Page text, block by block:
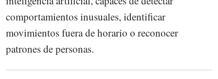
comportamientos inusuales, identificar
movimientos fuera de horario o reconocer
patrones de personas.